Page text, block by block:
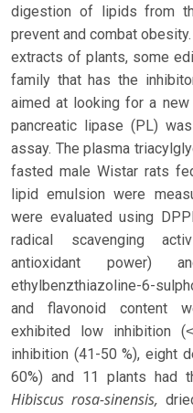
digestion of lipids from
prevent and combat
extracts of plants, some
family that has the
aimed at looking for a
pancreatic lipase (PL)
assay. The plasma
fasted male Wistar rats
lipid emulsion were
were evaluated using
radical scavenging
antioxidant power)
ethylbenzthiazoline-6-
and flavonoid content
exhibited low inhibition
inhibition (41-50 %), eight
60%) and 11 plants had
Hibiscus rosa-sinensis,